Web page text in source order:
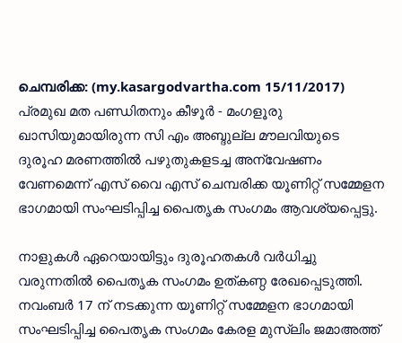
ചെമ്പരിക്ക: (my.kasargodvartha.com 15/11/2017)
പ്രമുഖ മത പണ്ഡിതനും കീഴൂര്‍ - മംഗളൂരു
ഖാസിയുമായിരുന്ന സി എം അബ്ദുല്ല മൗലവിയുടെ
ദുരൂഹ മരണത്തില്‍ പഴുതുകളടച്ച അന്വേഷണം
വേണമെന്ന് എസ് വൈ എസ് ചെമ്പരിക്ക യൂണിറ്റ് സമ്മേളന
ഭാഗമായി സംഘടിപ്പിച്ച പൈതൃക സംഗമം ആവശ്യപ്പെട്ടു.
നാളുകള്‍ ഏറെയായിട്ടും ദുരൂഹതകള്‍ വര്‍ധിച്ചു
വരുന്നതില്‍ പൈതൃക സംഗമം ഉത്കണ്ഠ രേഖപ്പെടുത്തി.
നവംബര്‍ 17 ന് നടക്കുന്ന യൂണിറ്റ് സമ്മേളന ഭാഗമായി
സംഘടിപ്പിച്ച പൈതൃക സംഗമം കേരള മുസ്ലിം ജമാഅത്ത്